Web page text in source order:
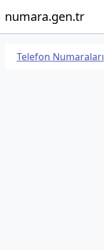
numara.gen.tr
Telefon Numaraları